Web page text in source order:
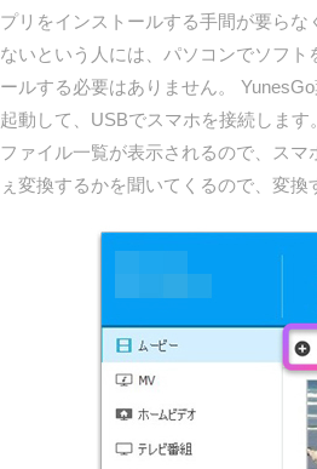
プリをインストールする手間が要ら
ないという人には、パソコンでソフ
ールする必要はありません。
起動して、USBでスマホを接続しま
ファイル一覧が表示されるので、ス
ぇ変換するかを聞いてくるので、変